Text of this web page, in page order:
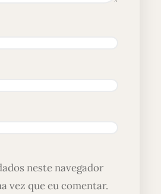
neste navegador
vez que eu comentar.